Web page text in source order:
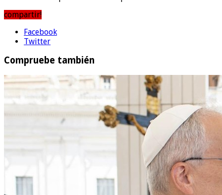
compartir!
Facebook
Twitter
Compruebe también